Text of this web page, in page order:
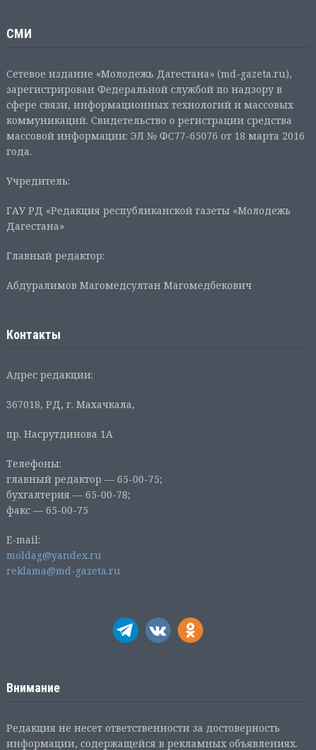
СМИ
Сетевое издание «Молодежь Дагестана» (md-gazeta.ru),
зарегистрирован Федеральной службой по надзору в
сфере связи, информационных технологий и массовых
коммуникаций. Свидетельство о регистрации средства
массовой информации: ЭЛ № ФС77-65076 от 18 марта 2016
года.
Учредитель:
ГАУ РД «Редакция республиканской газеты «Молодежь
Дагестана»
Главный редактор:
Абдуралимов Магомедсултан Магомедбекович
Контакты
Адрес редакции:
367018, РД, г. Махачкала,
пр. Насрутдинова 1А
Телефоны:
главный редактор — 65-00-75;
бухгалтерия — 65-00-78;
факс — 65-00-75
E-mail:
moldag@yandex.ru
reklama@md-gazeta.ru
Внимание
Редакция не несет ответственности за достоверность
информации, содержащейся в рекламных объявлениях.